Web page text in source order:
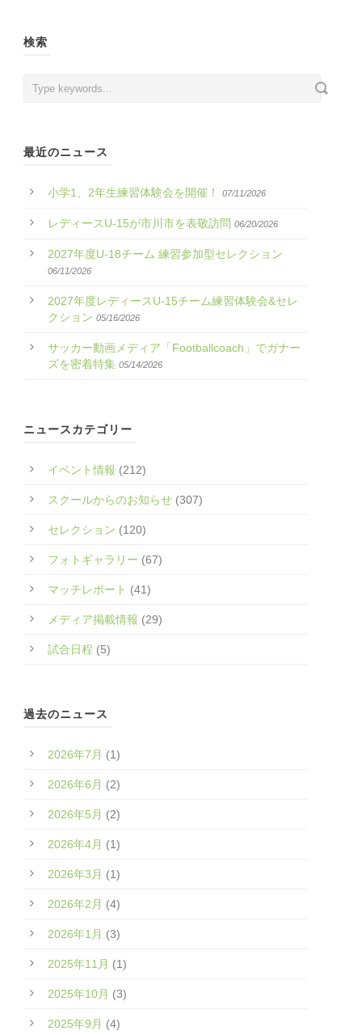
検索
最近のニュース
小学1、2年生練習体験会を開催！ 07/11/2026
レディースU-15が市川市を表敬訪問 06/20/2026
2027年度U-18チーム 練習参加型セレクション
06/11/2026
2027年度レディースU-15チーム練習体験会&セレ
クション 05/16/2026
サッカー動画メディア「Footballcoach」でガナー
ズを密着特集 05/14/2026
ニュースカテゴリー
イベント情報 (212)
スクールからのお知らせ (307)
セレクション (120)
フォトギャラリー (67)
マッチレポート (41)
メディア掲載情報 (29)
試合日程 (5)
過去のニュース
2026年7月 (1)
2026年6月 (2)
2026年5月 (2)
2026年4月 (1)
2026年3月 (1)
2026年2月 (4)
2026年1月 (3)
2025年11月 (1)
2025年10月 (3)
2025年9月 (4)